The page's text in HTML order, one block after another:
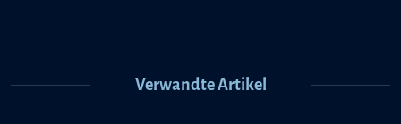
Verwandte Artikel